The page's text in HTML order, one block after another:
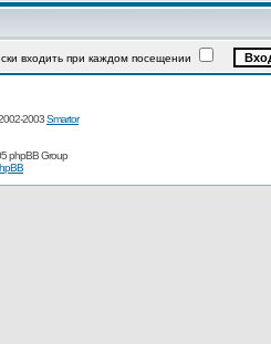
входить при каждом посещении
2003Smartor
phpBB Group